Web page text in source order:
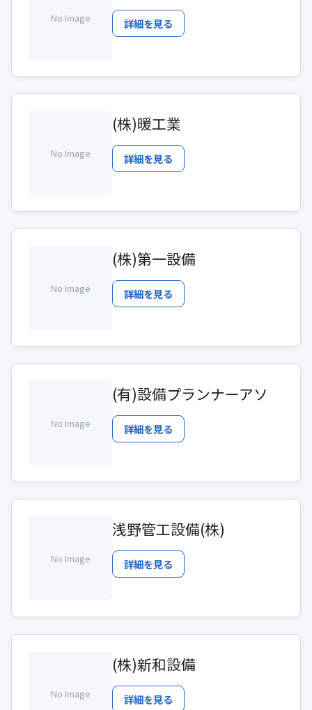
No Image 詳細を見る
No Image
(株)暖工業
詳細を見る
No Image
(株)第一設備
詳細を見る
No Image
(有)設備プランナーアソ
詳細を見る
No Image
浅野管工設備(株)
詳細を見る
No Image
(株)新和設備
詳細を見る